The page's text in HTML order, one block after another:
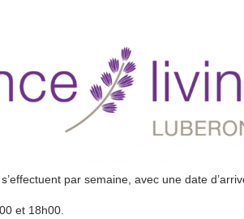
par semaine, avec une date
et 18h00.